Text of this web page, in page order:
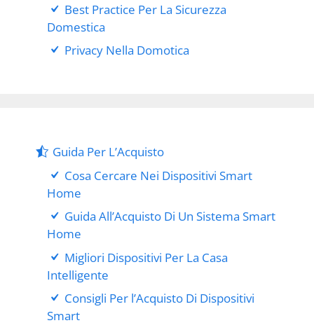
Best Practice Per La Sicurezza
Domestica
Privacy Nella Domotica
Guida Per L’Acquisto
Cosa Cercare Nei Dispositivi Smart
Home
Guida All’Acquisto Di Un Sistema Smart
Home
Migliori Dispositivi Per La Casa
Intelligente
Consigli Per l’Acquisto Di Dispositivi
Smart